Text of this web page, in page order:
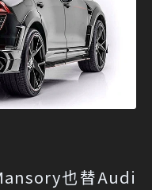
也替Audi